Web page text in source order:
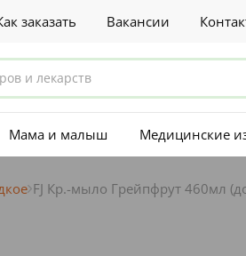
заказать Вакансии
Мама и малыш Медицинские
FJ Кр.-мыло Грейпфрут 460мл